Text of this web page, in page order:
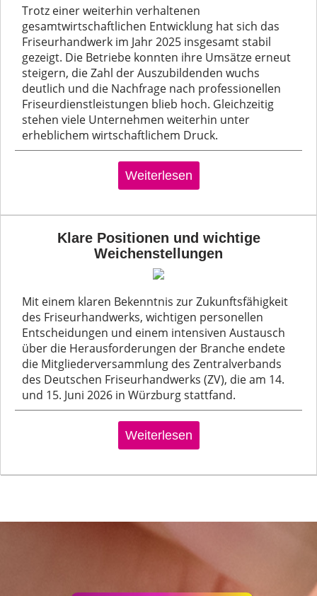
Trotz einer weiterhin verhaltenen
gesamtwirtschaftlichen Entwicklung hat sich das
Friseurhandwerk im Jahr 2025 insgesamt stabil
gezeigt. Die Betriebe konnten ihre Umsätze erneut
steigern, die Zahl der Auszubildenden wuchs
deutlich und die Nachfrage nach professionellen
Friseurdienstleistungen blieb hoch. Gleichzeitig
stehen viele Unternehmen weiterhin unter
erheblichem wirtschaftlichem Druck.
Weiterlesen
Klare Positionen und wichtige
Weichenstellungen
Mit einem klaren Bekenntnis zur Zukunftsfähigkeit
des Friseurhandwerks, wichtigen personellen
Entscheidungen und einem intensiven Austausch
über die Herausforderungen der Branche endete
die Mitgliederversammlung des Zentralverbands
des Deutschen Friseurhandwerks (ZV), die am 14.
und 15. Juni 2026 in Würzburg stattfand.
Weiterlesen